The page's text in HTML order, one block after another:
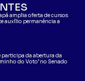
amplia oferta de cursos
auxílio permanência a
participa da abertura da
do Voto’ no Senado